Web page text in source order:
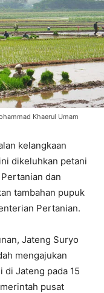
Khaerul Umam
kelangkaan
dikeluhkan petani
dan
tambahan pupuk
Pertanian.
Jateng Suryo
mengajukan
di Jateng pada 15
pusat